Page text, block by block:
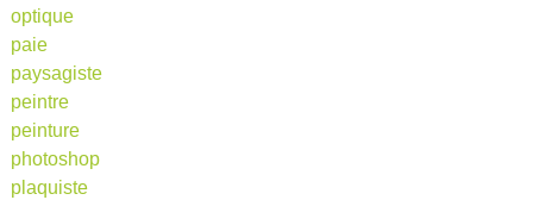
optique
paie
paysagiste
peintre
peinture
photoshop
plaquiste